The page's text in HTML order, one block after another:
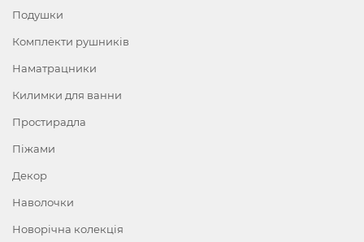
Подушки
Комплекти рушників
Наматрацники
Килимки для ванни
Простирадла
Піжами
Декор
Наволочки
Новорічна колекція